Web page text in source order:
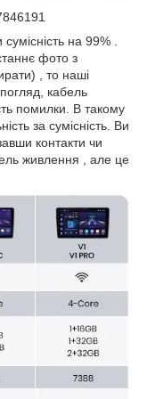
на 99% .
фото з
, то наші
кабель
помилки. В такому
за сумісність. Ви
контакти чи
живлення , але це